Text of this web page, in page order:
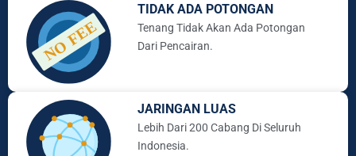
TIDAK ADA POTONGAN
Tenang Tidak Akan Ada Potongan
Dari Pencairan.
JARINGAN LUAS
Lebih Dari 200 Cabang Di Seluruh
Indonesia.